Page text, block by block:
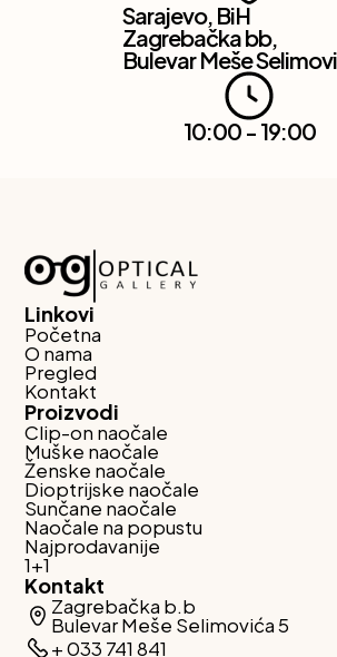
Sarajevo, BiH
Zagrebačka bb,
Bulevar Meše
10:00 - 19:00
Linkovi
Početna
O nama
Pregled
Kontakt
Proizvodi
Clip-on naočale
Muške naočale
Ženske naočale
Dioptrijske naočale
Sunčane naočale
Naočale na popustu
Najprodavanije
1+1
Kontakt
Zagrebačka b.b
Bulevar Meše Selimovića 5
+ 033 741 841